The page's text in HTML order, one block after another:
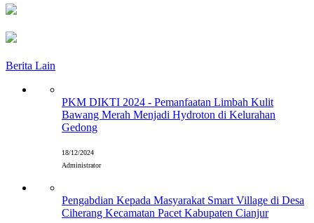
Berita Lain
PKM DIKTI 2024 - Pemanfaatan Limbah Kulit
Bawang Merah Menjadi Hydroton di Kelurahan
Gedong
18/12/2024
Administrator
Pengabdian Kepada Masyarakat Smart Village di Desa
Ciherang Kecamatan Pacet Kabupaten Cianjur